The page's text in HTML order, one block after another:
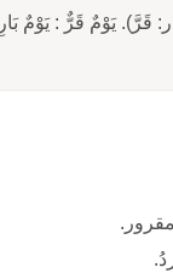
يَوْمٌ قَرٌّ : يَوْمٌ